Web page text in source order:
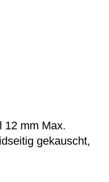
12 mm Max.
gekauscht,